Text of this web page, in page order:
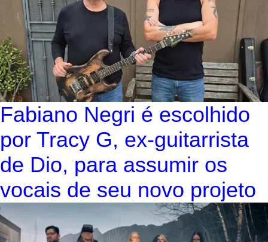
Fabiano Negri é escolhido
por Tracy G, ex-guitarrista
de Dio, para assumir os
vocais de seu novo projeto